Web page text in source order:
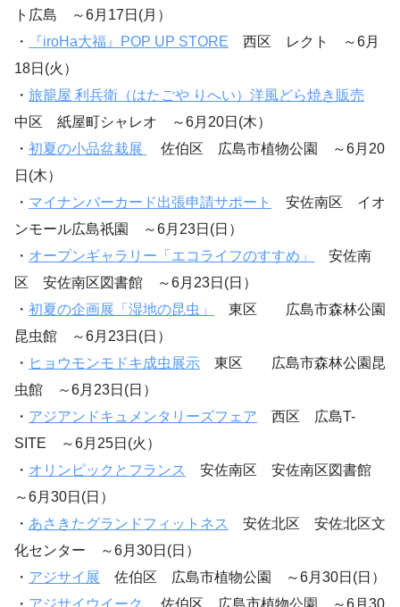
ト広島 ～6月17日(月）
・
『iroHa大福』POP UP STORE 西区 レクト ～6月
18日(火）
・ 旅籠屋 利兵衛（はたごや りへい）洋風どら焼き販売
中区 紙屋町シャレオ ～6月20日(木）
・ 初夏の小品盆栽展
佐伯区 広島市植物公園 ～6月20
日(木）
・ マイナンバーカード出張申請サポート
安佐南区 イオ
ンモール広島祇園 ～6月23日(日）
・ オープンギャラリー「エコライフのすすめ」
安佐南
区 安佐南区図書館 ～6月23日(日）
・ 初夏の企画展「湿地の昆虫」
東区 広島市森林公園
昆虫館 ～6月23日(日）
・ ヒョウモンモドキ成虫展示 東区 広島市森林公園昆
虫館 ～6月23日(日）
・ アジアンドキュメンタリーズフェア 西区 広島T-
SITE ～6月25日(火）
・ オリンピックとフランス
安佐南区 安佐南区図書館
～6月30日(日）
・ あさきたグランドフィットネス
安佐北区 安佐北区文
化センター ～6月30日(日）
・ アジサイ展 佐伯区 広島市植物公園 ～6月30日(日）